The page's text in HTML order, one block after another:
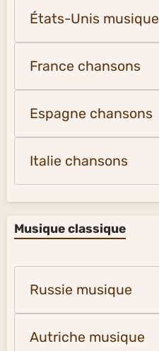
États-Unis musique
France chansons
Espagne chansons
Italie chansons
Musique classique
Russie musique
Autriche musique